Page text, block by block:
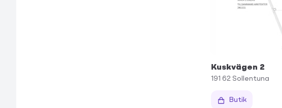
Kuskvägen 2
191 62 Sollentuna
Butik